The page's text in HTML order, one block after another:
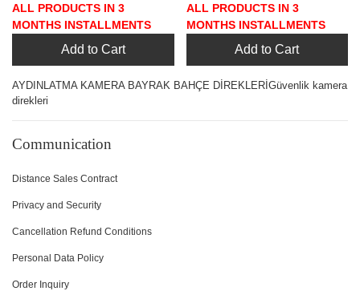
ALL PRODUCTS IN 3
MONTHS INSTALLMENTS
Add to Cart
ALL PRODUCTS IN 3
MONTHS INSTALLMENTS
Add to Cart
AYDINLATMA KAMERA BAYRAK BAHÇE DİREKLERİGüvenlik kamera
direkleri
Communication
Distance Sales Contract
Privacy and Security
Cancellation Refund Conditions
Personal Data Policy
Order Inquiry